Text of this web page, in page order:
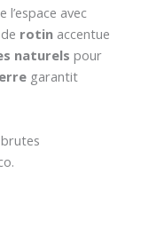
l’espace avec
rotin accentue
naturels pour
garantit